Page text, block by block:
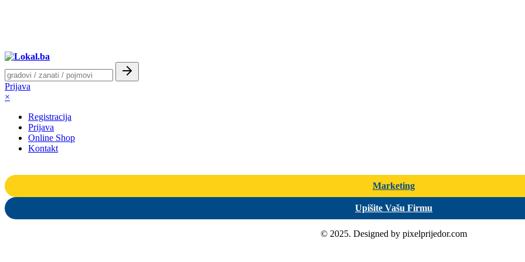
Prijava
×
Registracija
Prijava
Online Shop
Kontakt
Marketing
Upišite Vašu Firmu
© 2025. Designed by pixelprijedor.com